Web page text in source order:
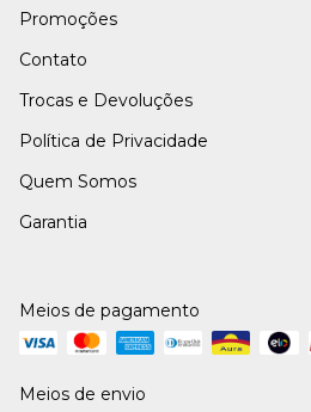
Promoções
Contato
Trocas e Devoluções
Política de Privacidade
Quem Somos
Garantia
Meios de pagamento
Meios de envio